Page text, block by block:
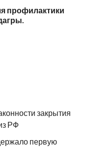
профилактики
закрытия
РФ
первую